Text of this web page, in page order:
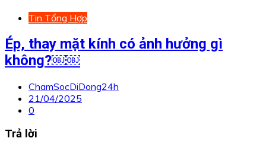
Tin Tổng Hợp
Ép, thay mặt kính có ảnh hưởng gì
không?￼￼
ChamSocDiDong24h
21/04/2025
0
Trả lời